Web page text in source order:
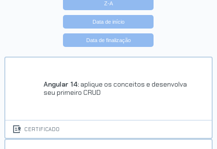
Z-A
Data de início
Data de finalização
Angular 14: aplique os conceitos e desenvolva
seu primeiro CRUD
CERTIFICADO